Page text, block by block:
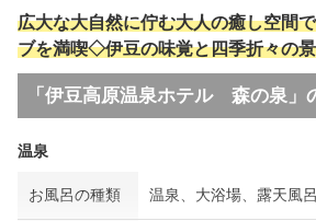
広大な大自然に佇む大人の癒し空間
ブを満喫◇伊豆の味覚と四季折々の
「伊豆高原温泉ホテル 森の泉」
温泉
お風呂の種類 温泉、大浴場、露天風